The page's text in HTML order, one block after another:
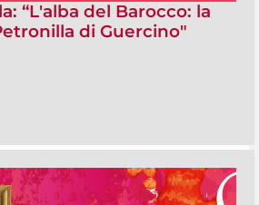
“L'alba del Barocco: la
di Guercino"